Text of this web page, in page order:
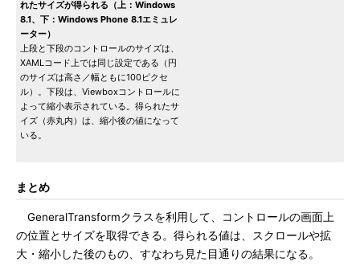
れたサイズが得られる（上：Windows
8.1、下：Windows Phone 8.1エミュレ
ーター）
上段と下段のコントロールのサイズは、
XAMLコード上では同じ設定である（円
のサイズは高さ／幅ともに100ピクセ
ル）。下段は、Viewboxコントロールに
よって縮小表示されている。得られたサ
イズ（赤丸内）は、縮小後の値になって
いる。
まとめ
GeneralTransformクラスを利用して、コントロールの画面上
の位置とサイズを取得できる。得られる値は、スクロールや拡
大・縮小した後のもの、すなわち見た目通りの結果になる。